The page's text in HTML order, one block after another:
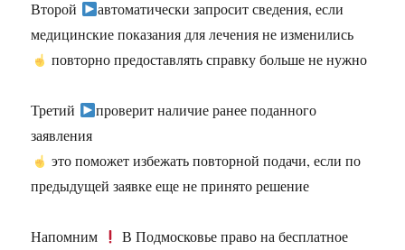
Второй
автоматически запросит сведения, если
медицинские показания для лечения не изменились
повторно предоставлять справку больше не нужно
Третий
проверит наличие ранее поданного
заявления
это поможет избежать повторной подачи, если по
предыдущей заявке еще не принято решение
Напомним
В Подмосковье право на бесплатное